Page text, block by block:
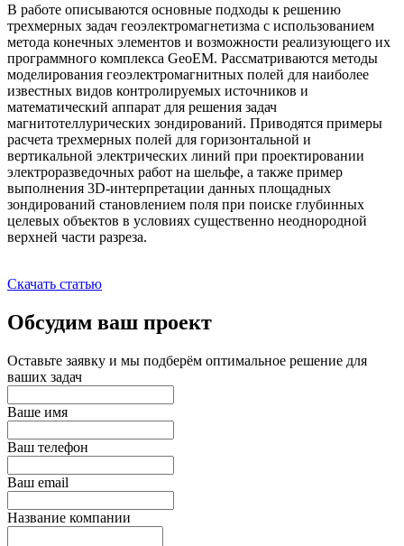
В работе описываются основные подходы к решению
трехмерных задач геоэлектромагнетизма с использованием
метода конечных элементов и возможности реализующего их
программного комплекса GeoEM. Рассматриваются методы
моделирования геоэлектромагнитных полей для наиболее
известных видов контролируемых источников и
математический аппарат для решения задач
магнитотеллурических зондирований. Приводятся примеры
расчета трехмерных полей для горизонтальной и
вертикальной электрических линий при проектировании
электроразведочных работ на шельфе, а также пример
выполнения 3D-интерпретации данных площадных
зондирований становлением поля при поиске глубинных
целевых объектов в условиях существенно неоднородной
верхней части разреза.
Скачать статью
Обсудим ваш проект
Оставьте заявку и мы подберём оптимальное решение для
ваших задач
Ваше имя
Ваш телефон
Ваш email
Название компании